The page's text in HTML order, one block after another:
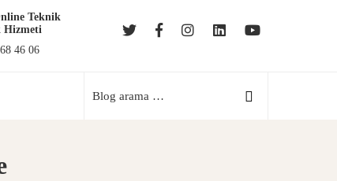
Teknik
Hizmeti
46 06
Geliştirme Teknik Birim